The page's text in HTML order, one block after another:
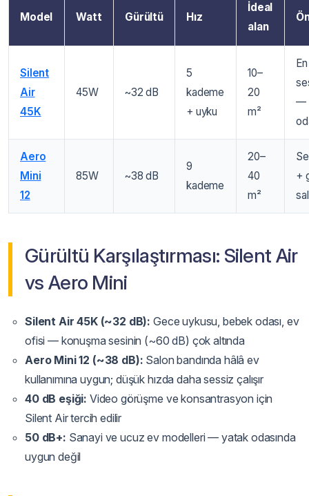
Model Watt Gürültü Hız
İdeal
alan
Silent
Air
45K
45W ~32 dB
5
kademe
+ uyku
10–
20
m²
En
—
Aero
Mini
12
85W ~38 dB
9
kademe
20–
40
m²
+
Gürültü Karşılaştırması: Silent Air
vs Aero Mini
Silent Air 45K (~32 dB): Gece uykusu, bebek odası, ev
ofisi — konuşma sesinin (~60 dB) çok altında
Aero Mini 12 (~38 dB): Salon bandında hâlâ ev
kullanımına uygun; düşük hızda daha sessiz çalışır
40 dB eşiği: Video görüşme ve konsantrasyon için
Silent Air tercih edilir
50 dB+: Sanayi ve ucuz ev modelleri — yatak odasında
uygun değil